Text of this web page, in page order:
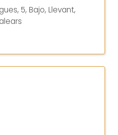
5, Bajo, Llevant,